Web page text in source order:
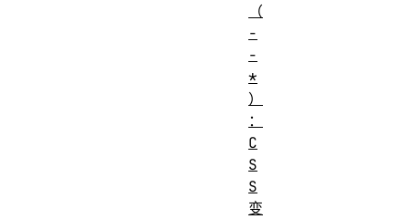
（
-
-
*
）
：
C
S
S
变